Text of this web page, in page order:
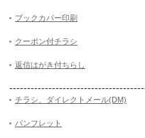
ブックカバー印刷
クーポン付チラシ
返信はがき付ちらし
チラシ、ダイレクトメール(DM)
パンフレット